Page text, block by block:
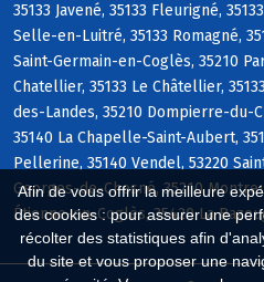
Afin de vous offrir la meilleure
des cookies : pour assurer une
récolter des statistiques afin
du site et vous proposer une
35133 Javené, 35133 Fleurigné,
Selle-en-Luitré, 35133 Romagné,
Saint-Germain-en-Coglès, 35210
Chatellier, 35133 Le Châtellier,
des-Landes, 35210 Dompierre-du-
35140 La Chapelle-Saint-Aubert,
Pellerine, 35140 Vendel, 53220
Georges-de-Chesné, 35210
Étienne-en-Coglès, 35420 La